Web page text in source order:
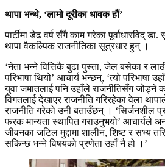
थापा भन्थे, ‘लामो दूरीका धावक हौं’
पार्टीमा डेढ वर्ष सँगै काम गरेका पूर्वाधारविद्
थापा वैकल्पिक राजनीतिका सूत्रधार हुन् ।
‘नेता भन्ने वित्तिकै बुढा पुस्ता, जेल बसेका र
परिभाषा थियो’ आचार्य भन्छन्, ‘त्यो परिभाषा
युवा जमातलाई पनि उहाँले राजनीतिसँग जोड्ने
विगतलाई देखाएर राजनीति गरिरहेका वेला
राजनीति गरेको उनी बताउँछन् । ‘सिर्जनशील
फरक मान्यता स्थापित गराउनुभयो’ आचार्यले
जीवनका जटिल मुद्दामा शालीन, शिष्ट र सभ्य
सकिन्छ भन्ने विषयको प्रणेता उहाँ नै हो ।’